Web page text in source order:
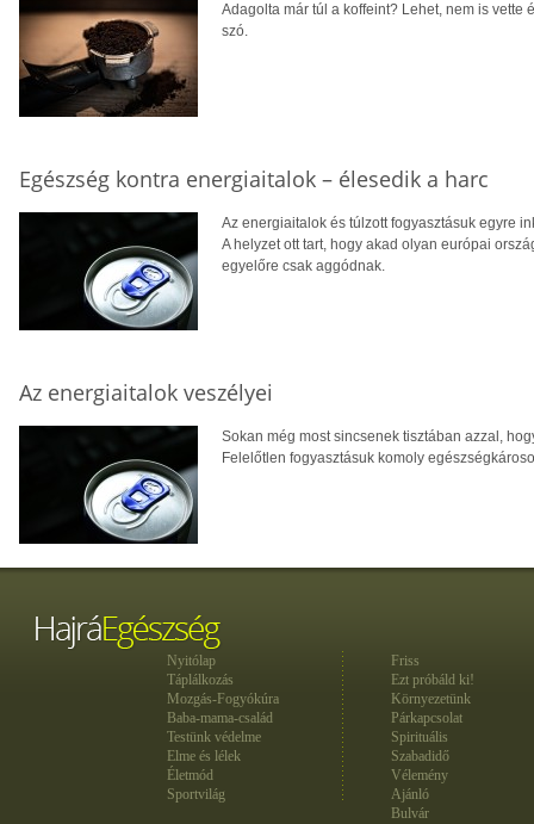
Adagolta már túl a koffeint? Lehet, nem is vette
szó.
Egészség kontra energiaitalok – élesedik a harc
Az energiaitalok és túlzott fogyasztásuk egyre
A helyzet ott tart, hogy akad olyan európai
egyelőre csak aggódnak.
Az energiaitalok veszélyei
Sokan még most sincsenek tisztában azzal,
Felelőtlen fogyasztásuk komoly
Nyitólap
Táplálkozás
Mozgás-Fogyókúra
Baba-mama-család
Testünk védelme
Elme és lélek
Életmód
Sportvilág
Friss
Ezt próbáld ki!
Környezetünk
Párkapcsolat
Spirituális
Szabadidő
Vélemény
Ajánló
Bulvár